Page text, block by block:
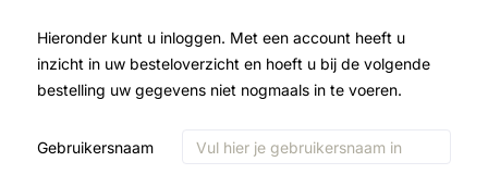
Hieronder kunt u inloggen. Met een account heeft u
inzicht in uw besteloverzicht en hoeft u bij de volgende
bestelling uw gegevens niet nogmaals in te voeren.
Gebruikersnaam